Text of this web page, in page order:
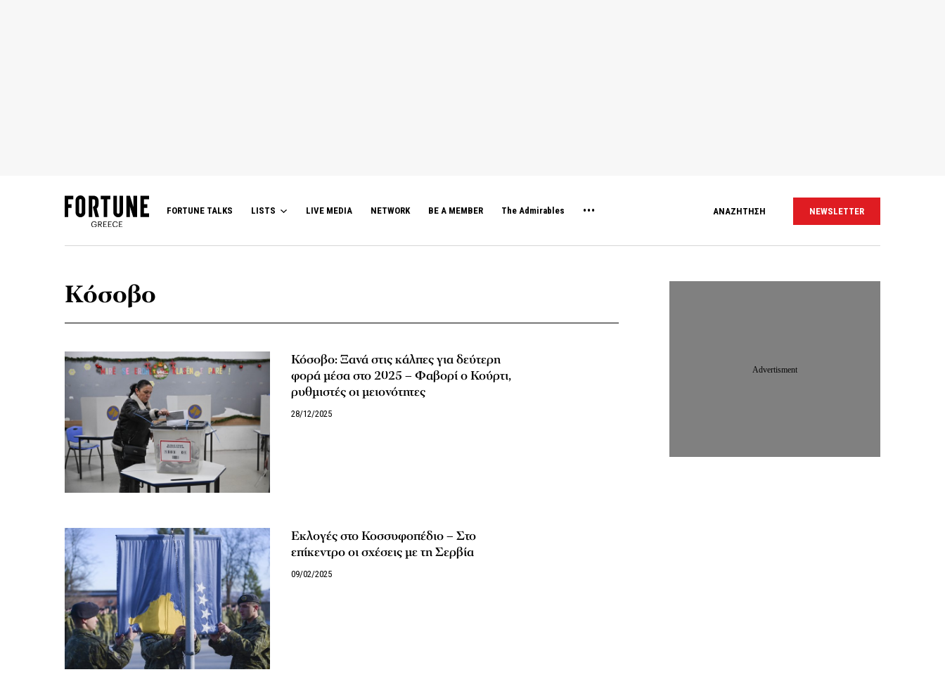
FORTUNE TALKS LISTS LIVE MEDIA NETWORK BE A MEMBER The Admirables ΑΝΑΖΗΤΗΣΗ NEWSLETTER
Κόσοβο
Κόσοβο: Ξανά στις κάλπες για δεύτερη
φορά μέσα στο 2025 – Φαβορί ο Κούρτι,
ρυθμιστές οι μειονότητες
28/12/2025
Εκλογές στο Κοσσυφοπέδιο – Στο
επίκεντρο οι σχέσεις με τη Σερβία
09/02/2025